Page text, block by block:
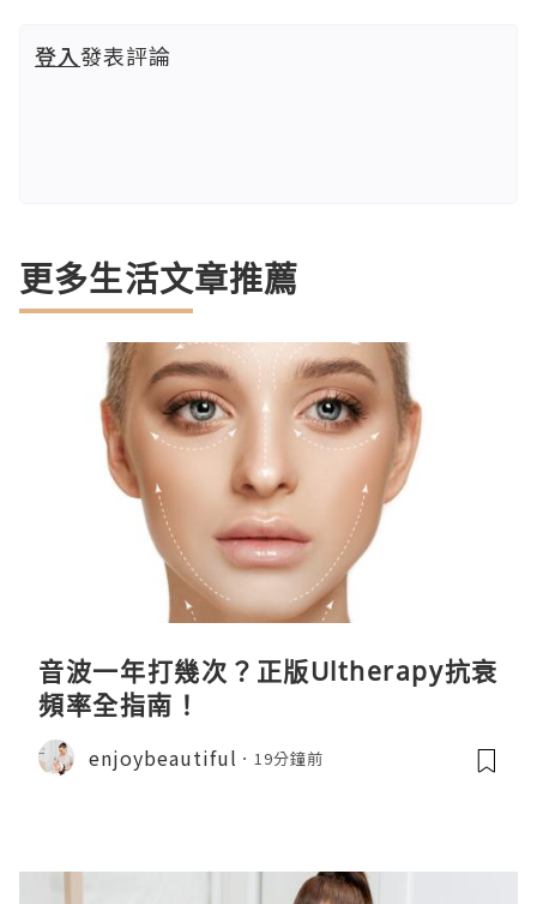
登入發表評論
更多生活文章推薦
音波一年打幾次？正版Ultherapy抗衰
頻率全指南！
enjoybeautiful 19分鐘前